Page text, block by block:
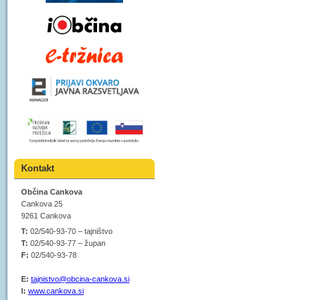
Kontakt
Občina Cankova
Cankova 25
9261 Cankova
T: 02/540-93-70 – tajništvo
T: 02/540-93-77 – župan
F: 02/540-93-78
E: tajnistvo@obcina-cankova.si
I: www.cankova.si